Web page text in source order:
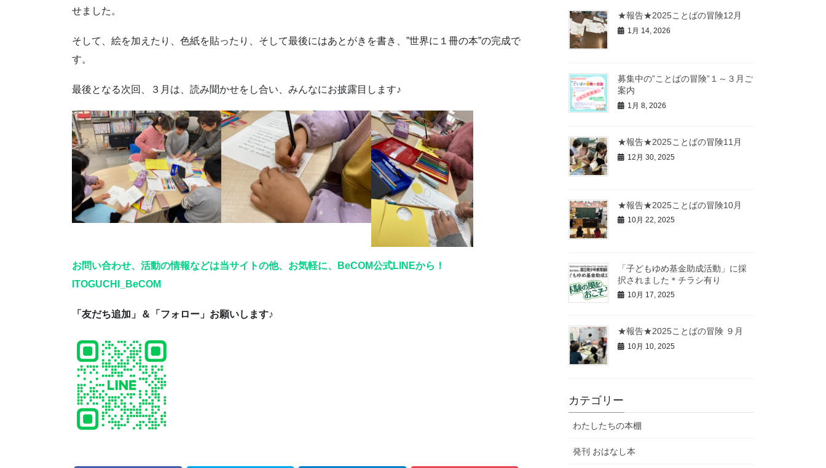
せました。
そして、絵を加えたり、色紙を貼ったり、そして最後にはあとがきを書き、”世界に１冊の本”の完成で
す。
最後となる次回、３月は、読み聞かせをし合い、みんなにお披露目します♪
お問い合わせ、活動の情報などは当サイトの他、お気軽に、BeCOM公式LINEから！
ITOGUCHI_BeCOM
「友だち追加」＆「フォロー」お願いします♪
★報告★2025ことばの冒険12月
1月 14, 2026
募集中の”ことばの冒険”１～３月ご
案内
1月 8, 2026
★報告★2025ことばの冒険11月
12月 30, 2025
★報告★2025ことばの冒険10月
10月 22, 2025
「子どもゆめ基金助成活動」に採
択されました＊チラシ有り
10月 17, 2025
★報告★2025ことばの冒険 ９月
10月 10, 2025
カテゴリー
わたしたちの本棚
発刊 おはなし本